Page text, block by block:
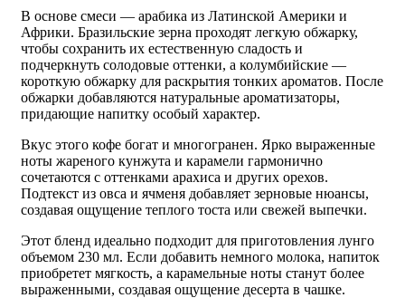
В основе смеси — арабика из Латинской Америки и
Африки. Бразильские зерна проходят легкую обжарку,
чтобы сохранить их естественную сладость и
подчеркнуть солодовые оттенки, а колумбийские —
короткую обжарку для раскрытия тонких ароматов. После
обжарки добавляются натуральные ароматизаторы,
придающие напитку особый характер.
Вкус этого кофе богат и многогранен. Ярко выраженные
ноты жареного кунжута и карамели гармонично
сочетаются с оттенками арахиса и других орехов.
Подтекст из овса и ячменя добавляет зерновые нюансы,
создавая ощущение теплого тоста или свежей выпечки.
Этот бленд идеально подходит для приготовления лунго
объемом 230 мл. Если добавить немного молока, напиток
приобретет мягкость, а карамельные ноты станут более
выраженными, создавая ощущение десерта в чашке.